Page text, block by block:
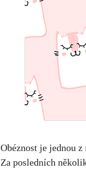
‍Obéznost je jednou
Za posledních